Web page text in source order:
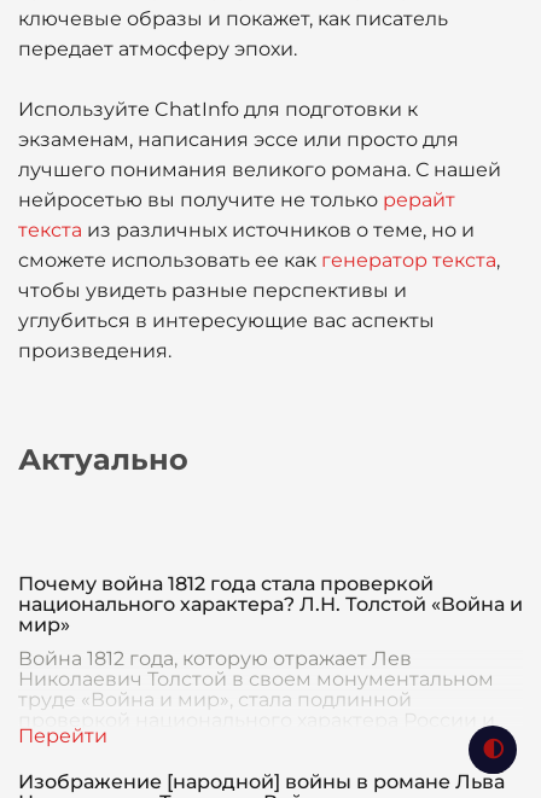
ключевые образы и покажет, как писатель
передает атмосферу эпохи.
Используйте ChatInfo для подготовки к
экзаменам, написания эссе или просто для
лучшего понимания великого романа. С нашей
нейросетью вы получите не только рерайт
текста из различных источников о теме, но и
сможете использовать ее как генератор текста,
чтобы увидеть разные перспективы и
углубиться в интересующие вас аспекты
произведения.
Актуально
Почему война 1812 года стала проверкой
национального характера? Л.Н. Толстой «Война и
мир»
Война 1812 года, которую отражает Лев
Николаевич Толстой в своем монументальном
труде «Война и мир», стала подлинной
проверкой национального характера России и
её народа. Война с Н
Изображение [народной] войны в романе Льва